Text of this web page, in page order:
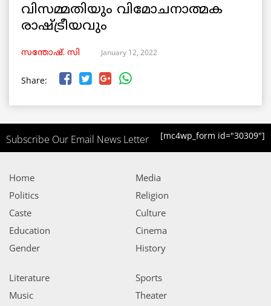
വിസമ്മതിയും വിമോചനാത്മക
രാഷ്ട്രീയവും
സന്തോഷ്‌. സി January 12, 2022
Share:
Subscribe Our Email News Letter [mc4wp_form id="30309"]
Home
Politics
Caste
Education
Gender
Media
Religion
Culture
Cinema
History
Literature
Music
Sports
Theater